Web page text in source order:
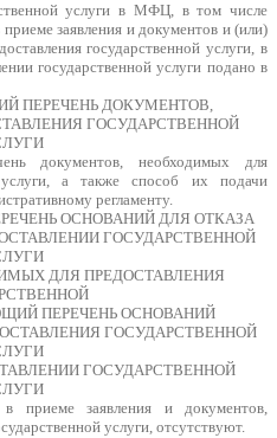
услуги в МФЦ, в том числе
заявления и документов и (или)
государственной услуги, в
государственной услуги подано в
ПЕРЕЧЕНЬ ДОКУМЕНТОВ,
ГОСУДАРСТВЕННОЙ
документов, необходимых для
услуги, а также способ их подачи
регламенту.
ОСНОВАНИЙ ДЛЯ ОТКАЗА
ГОСУДАРСТВЕННОЙ
ДЛЯ ПРЕДОСТАВЛЕНИЯ
ПЕРЕЧЕНЬ ОСНОВАНИЙ
ГОСУДАРСТВЕННОЙ
ГОСУДАРСТВЕННОЙ
приеме заявления и документов,
услуги, отсутствуют.